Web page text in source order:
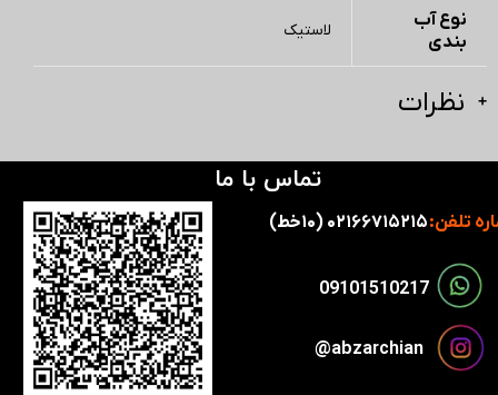
نوع آب
بندی
لاستیک
نظرات
تماس با ما
تلفن:
​​09101510217​​​​​​​
​​​abzarchian@